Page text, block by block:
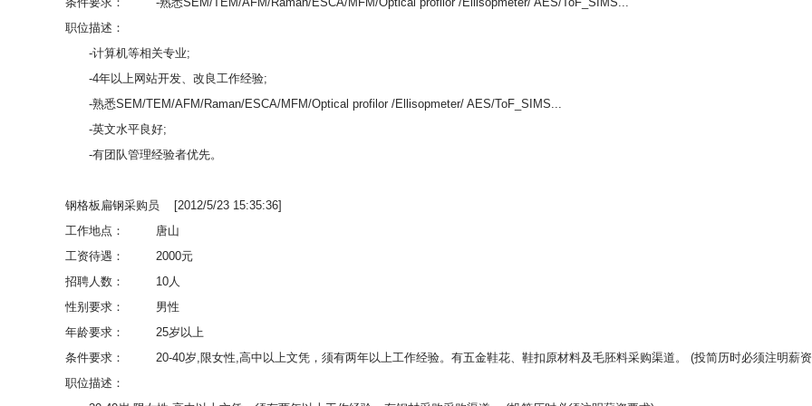
职位描述：
-计算机等相关专业;
-4年以上网站开发、改良工作经验;
-熟悉SEM/TEM/AFM/Raman/ESCA/MFM/Optical profilor /Ellisopmeter/ AES/ToF_SIMS...
-英文水平良好;
-有团队管理经验者优先。
钢格板扁钢采购员 [2012/5/23 15:35:36]
工作地点：
唐山
工资待遇：
2000元
招聘人数：
10人
性别要求：
男性
年龄要求：
25岁以上
条件要求：
20-40岁,限女性,高中以上文凭，须有两年以上工作经验。有五金鞋花、鞋扣原材料及毛胚料采购渠道。 (投简历时必须注明薪
职位描述：